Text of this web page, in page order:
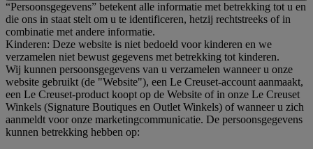
“Persoonsgegevens” betekent alle informatie met betrekking tot u en
die ons in staat stelt om u te identificeren, hetzij rechtstreeks of in
combinatie met andere informatie.
Kinderen: Deze website is niet bedoeld voor kinderen en we
verzamelen niet bewust gegevens met betrekking tot kinderen.
Wij kunnen persoonsgegevens van u verzamelen wanneer u onze
website gebruikt (de "Website"), een Le Creuset-account aanmaakt,
een Le Creuset-product koopt op de Website of in onze Le Creuset
Winkels (Signature Boutiques en Outlet Winkels) of wanneer u zich
aanmeldt voor onze marketingcommunicatie. De persoonsgegevens
kunnen betrekking hebben op: